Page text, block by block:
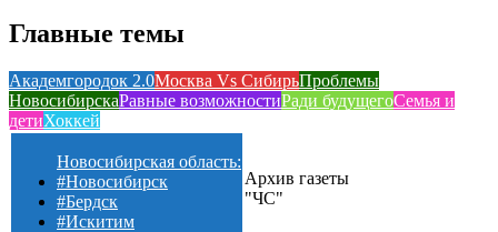
Главные темы
Академгородок 2.0Москва Vs СибирьПроблемы
НовосибирскаРавные возможностиРади будущегоСемья и
детиХоккей
Новосибирская область:
#Новосибирск
#Бердск
#Искитим
Архив газеты
"ЧС"